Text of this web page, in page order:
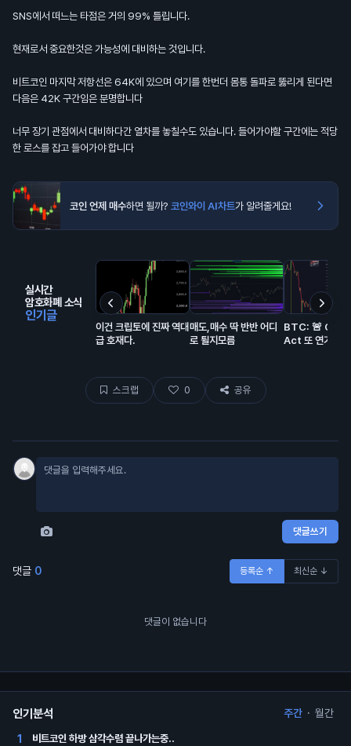
SNS에서 떠느는 타점은 거의 99% 틀립니다.
현재로서 중요한것은 가능성에 대비하는 것입니다.
비트코인 마지막 저항선은 64K에 있으며 여기를 한번더 몸통 돌파로 뚫리게 된다면
다음은 42K 구간임은 분명합니다
너무 장기 관점에서 대비하다간 열차를 놓칠수도 있습니다. 들어가야할 구간에는 적당
한 로스를 잡고 들어가야 합니다
코인 언제 매수하면 될까? 코인와이 AI차트가 알려줄게요!
실시간
암호화폐 소식
인기글
이건 크립토에 진짜 역대
급 호재다.
매도,매수 딱 반반 어디
로 튈지모름
BTC: 🚨
Act 또 연기…
스크랩 0 공유
댓글쓰기
댓글 0 등록순 ↑ 최신순 ↓
댓글이 없습니다
인기분석 주간 · 월간
1 비트코인 하방 삼각수렴 끝나가는중..